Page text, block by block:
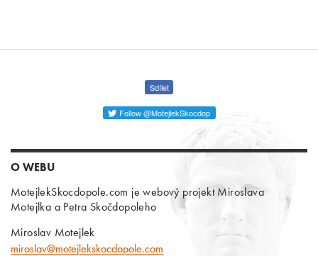
Sdílet
Follow @MotejlekSkocdop
O WEBU
MotejlekSkocdopole.com je webový projekt Miroslava
Motejlka a Petra Skočdopoleho
Miroslav Motejlek
miroslav@motejlekskocdopole.com